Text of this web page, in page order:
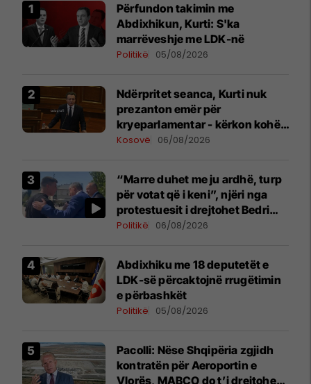
Përfundon takimin me
Abdixhikun, Kurti: S'ka
marrëveshje me LDK-në
Politikë 05/08/2026
Ndërpritet seanca, Kurti nuk
prezanton emër për
kryeparlamentar - kërkon kohë
shtesë për marrëveshje politike
Kosovë 06/08/2026
“Marre duhet me ju ardhë, turp
për votat që i keni”, njëri nga
protestuesit i drejtohet Bedri
Hamzës
Politikë 06/08/2026
Abdixhiku me 18 deputetët e
LDK-së përcaktojnë rrugëtimin
e përbashkët
Politikë 05/08/2026
Pacolli: Nëse Shqipëria zgjidh
kontratën për Aeroportin e
Vlorës, MABCO do t’i drejtohet